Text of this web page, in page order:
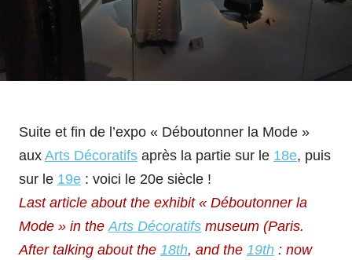
Suite et fin de l’expo « Déboutonner la Mode »
aux Arts Décoratifs après la partie sur le 18e, puis
sur le 19e : voici le 20e siècle !
Last article about the exhibit « Déboutonner la
Mode » in theArts Décoratifs museum (Paris.
After talking about the 18th, and the 19th : now